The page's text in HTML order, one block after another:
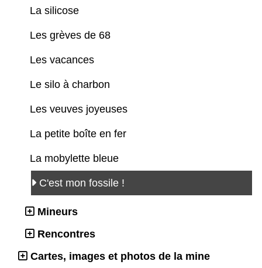
La silicose
Les grèves de 68
Les vacances
Le silo à charbon
Les veuves joyeuses
La petite boîte en fer
La mobylette bleue
C'est mon fossile !
Mineurs
Rencontres
Cartes, images et photos de la mine